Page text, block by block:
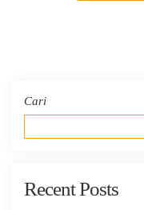
Cari
Recent Posts